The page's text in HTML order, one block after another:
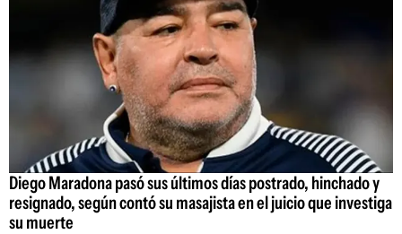
Diego Maradona pasó sus últimos días postrado, hinchado y
resignado, según contó su masajista en el juicio que investiga
su muerte